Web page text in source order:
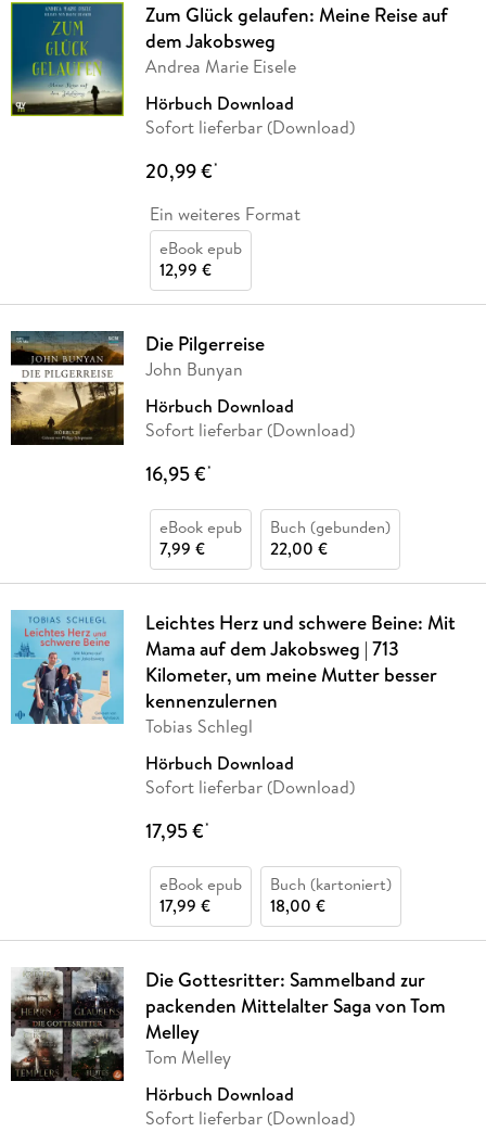
Zum Glück gelaufen: Meine Reise auf
dem Jakobsweg
Andrea Marie Eisele
Hörbuch Download
Sofort lieferbar (Download)
20,99 €*
Ein weiteres Format
eBook epub
12,99 €
Die Pilgerreise
John Bunyan
Hörbuch Download
Sofort lieferbar (Download)
16,95 €*
eBook epub
7,99 €
Buch (gebunden)
22,00 €
Leichtes Herz und schwere Beine: Mit
Mama auf dem Jakobsweg | 713
Kilometer, um meine Mutter besser
kennenzulernen
Tobias Schlegl
Hörbuch Download
Sofort lieferbar (Download)
17,95 €*
eBook epub
17,99 €
Buch (kartoniert)
18,00 €
Die Gottesritter: Sammelband zur
packenden Mittelalter Saga von Tom
Melley
Tom Melley
Hörbuch Download
Sofort lieferbar (Download)